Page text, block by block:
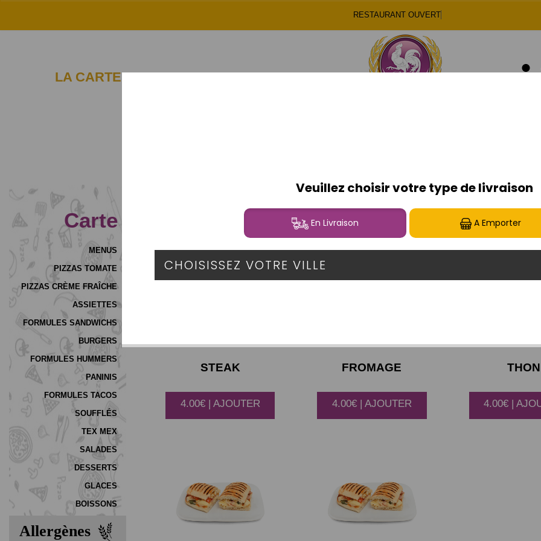
RESTAURANT OUVERT
LA CARTE
01.84.21.27.81
Carte
MENUS
PIZZAS TOMATE
PIZZAS CRÈME FRAÎCHE
ASSIETTES
FORMULES SANDWICHS
BURGERS
FORMULES HUMMERS
PANINIS
FORMULES TACOS
SOUFFLÉS
TEX MEX
SALADES
DESSERTS
GLACES
BOISSONS
Allergènes
PANINIS
FORMULES PANINIS
STEAK
4.00€ | AJOUTER
FROMAGE
4.00€ | AJOUTER
THON
4.00€ |